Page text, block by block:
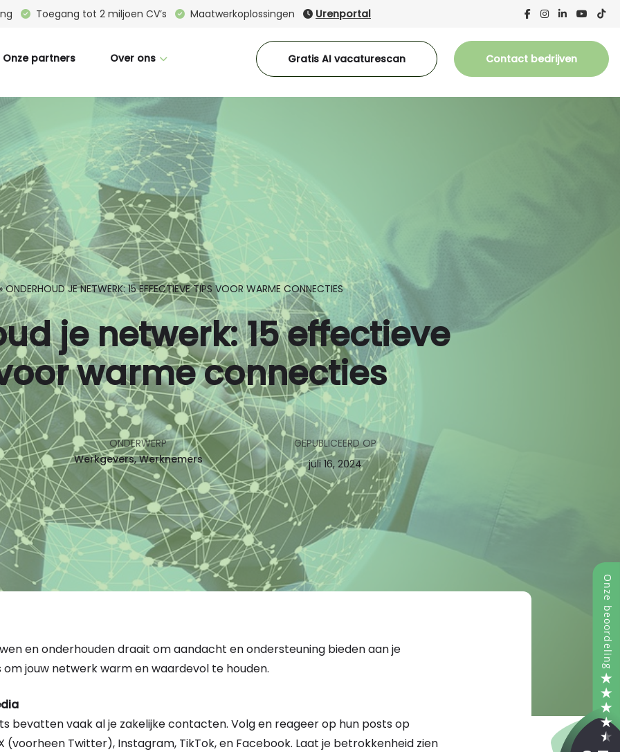
Toegang tot 2 miljoen CV’s Maatwerkoplossingen Urenportal
Onze partners Over ons
Wie zijn wij
Great Place To Work
CM in beeld
Interne vacatures
Blogs
Downloads
Contact
Gratis AI vacaturescan Contact bedrijven
ONDERHOUD JE NETWERK: 15 EFFECTIEVE TIPS VOOR WARME CONNECTIES
je netwerk: 15 effectieve
warme connecties
ONDERWERP
Werkgevers Werknemers
GEPUBLICEERD OP
juli 16, 2024
en onderhouden draait om aandacht en ondersteuning bieden aan je
om jouw netwerk warm en waardevol te houden.
bevatten vaak al je zakelijke contacten. Volg en reageer op hun posts op
(voorheen Twitter), Instagram, TikTok, en Facebook. Laat je betrokkenheid zien